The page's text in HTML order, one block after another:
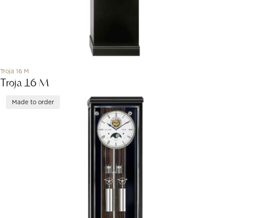
Troja 16 M
Troja 16 M
Made to order